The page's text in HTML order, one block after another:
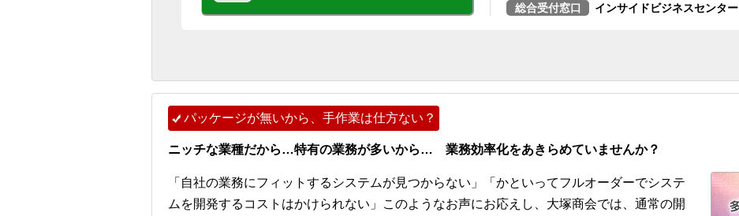
総合受付窓口
インサイドビジネスセンター
パッケージが無いから、手作業は仕方ない？
ニッチな業種だから…特有の業務が多いから… 業務効率化をあきらめていませんか？
「自社の業務にフィットするシステムが見つからない」「かといってフルオーダーでシステ
ムを開発するコストはかけられない」このようなお声にお応えし、大塚商会では、通常の開